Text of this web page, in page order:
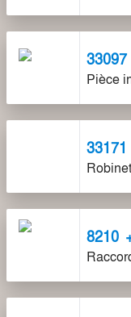
33097
Pièce
33171
8210